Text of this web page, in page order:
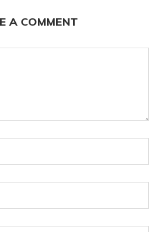
A COMMENT